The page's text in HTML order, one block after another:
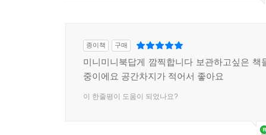
종이책 구매
미니미니북답게 깜찍합니다 보관하고싶은 책
중이에요 공간차지가 적어서 좋아요
이 한줄평이 도움이 되었나요?